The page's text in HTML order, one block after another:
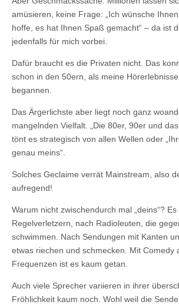
amüsieren, keine Frage: „Ich wünsche Ihnen
hoffe, es hat Ihnen Spaß gemacht“ – da ist
jedenfalls für mich vorbei.
Dafür braucht es die Privaten nicht. Das
schon in den 50ern, als meine
begannen.
Das Ärgerlichste aber liegt noch ganz
mangelnden Vielfalt. „Die 80er, 90er und
tönt es strategisch von allen Wellen oder
genau meins“.
Solches Geclaime verrät Mainstream, also
aufregend!
Warum nicht zwischendurch mal „deins“?
Regelverletzern, nach Radioleuten, die
schwimmen. Nach Sendungen mit Kanten
etwas riechen und schmecken. Mit Comedy
Frequenzen ist es kaum getan.
Auch viele Sprecher variieren in ihrer
Fröhlichkeit kaum noch. Wohl weil die